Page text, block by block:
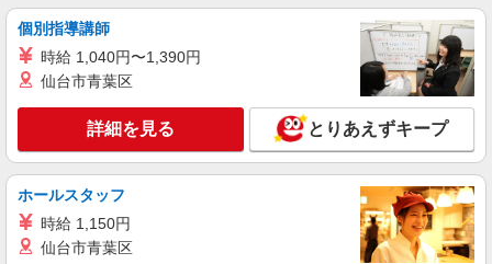
県）及び山梨県内での転居を伴う転勤がありま
正社員
株式会社ケーズホールディングス
大卒：基本給 260,000円 短大・専門卒：基本
給 240,000円 高卒：基本給 225,000円 ※上記
は2026年4月実績。 ※経験・年齢などを考慮し、
加給・優遇いたします。 ・各種手当 役職、通勤、
時間外、家族、目標達成、資格 等
店舗名：稲城若葉台店 住所：東京都稲城市若
葉台2丁目10番2 ※入社時の人員状況により、近隣
の他店舗へ配属される可能性がございます。 ※入
社数年後は、関東全域（茨城県、東京都、千葉
県、埼玉県、神奈川県、栃木県、群馬県）及び山
梨県内での転居を伴う転勤があります。
キープ 詳細を見る
個別指導講師
時給 1,040円〜1,390円
仙台市青葉区
詳細を見る とりあえずキープ
ホールスタッフ
時給 1,150円
仙台市青葉区